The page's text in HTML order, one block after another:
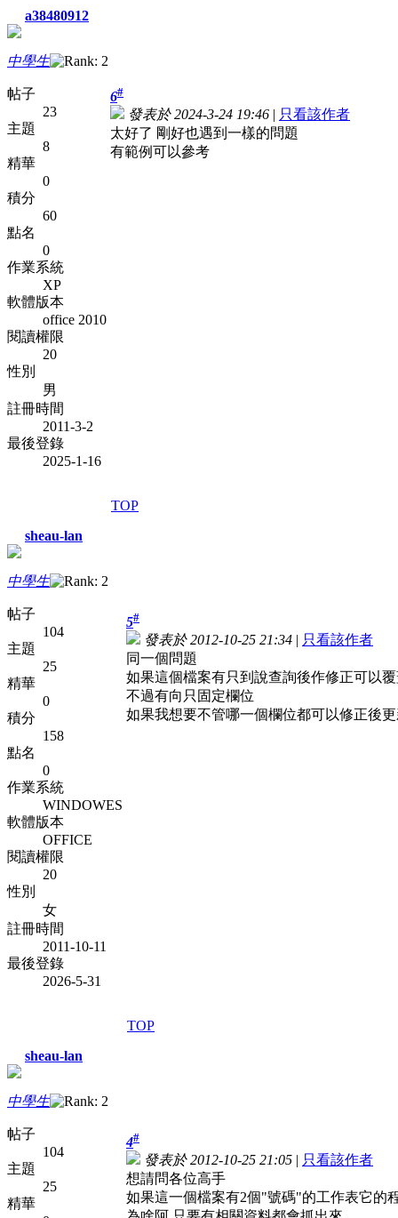
a38480912
中學生
帖子
23
主題
8
精華
0
積分
60
點名
0
作業系統
XP
軟體版本
office 2010
閱讀權限
20
性別
男
註冊時間
2011-3-2
最後登錄
2025-1-16
6#
發表於 2024-3-24 19:46 | 只看該作者
太好了 剛好也遇到一樣的問題
有範例可以參考
TOP
sheau-lan
中學生
帖子
104
主題
25
精華
0
積分
158
點名
0
作業系統
WINDOWES
軟體版本
OFFICE
閱讀權限
20
性別
女
註冊時間
2011-10-11
最後登錄
2026-5-31
5#
發表於 2012-10-25 21:34 | 只看該作者
同一個問題
如果這個檔案有只到說查詢後作修正可以
不過有向只固定欄位
如果我想要不管哪一個欄位都可以修正後
TOP
sheau-lan
中學生
帖子
104
主題
25
精華
4#
發表於 2012-10-25 21:05 | 只看該作者
想請問各位高手
如果這一個檔案有2個"號碼"的工作表它的